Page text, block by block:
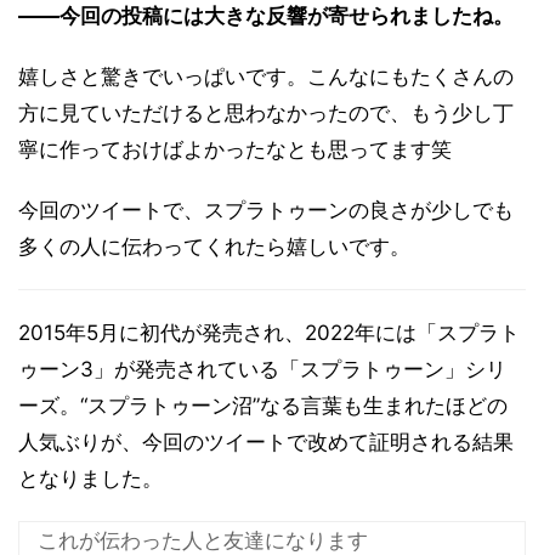
――今回の投稿には大きな反響が寄せられましたね。
嬉しさと驚きでいっぱいです。こんなにもたくさんの
方に見ていただけると思わなかったので、もう少し丁
寧に作っておけばよかったなとも思ってます笑
今回のツイートで、スプラトゥーンの良さが少しでも
多くの人に伝わってくれたら嬉しいです。
2015年5月に初代が発売され、2022年には「スプラト
ゥーン3」が発売されている「スプラトゥーン」シリ
ーズ。“スプラトゥーン沼”なる言葉も生まれたほどの
人気ぶりが、今回のツイートで改めて証明される結果
となりました。
これが伝わった人と友達になります